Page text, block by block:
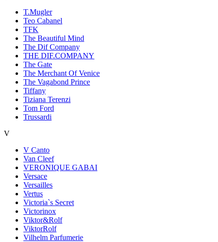
T.Mugler
Teo Cabanel
TFK
The Beautiful Mind
The Dif Company
THE DIF.COMPANY
The Gate
The Merchant Of Venice
The Vagabond Prince
Tiffany
Tiziana Terenzi
Tom Ford
Trussardi
V
V Canto
Van Cleef
VERONIQUE GABAI
Versace
Versailles
Vertus
Victoria`s Secret
Victorinox
Viktor&Rolf
ViktorRolf
Vilhelm Parfumerie